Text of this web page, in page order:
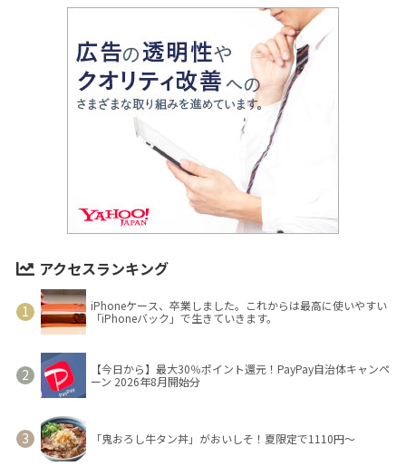
アクセスランキング
iPhoneケース、卒業しました。これからは最高に使いやすい
「iPhoneバック」で生きていきます。
【今日から】最大30％ポイント還元！PayPay自治体キャンペ
ーン 2026年8月開始分
「鬼おろし牛タン丼」がおいしそ！夏限定で1110円～